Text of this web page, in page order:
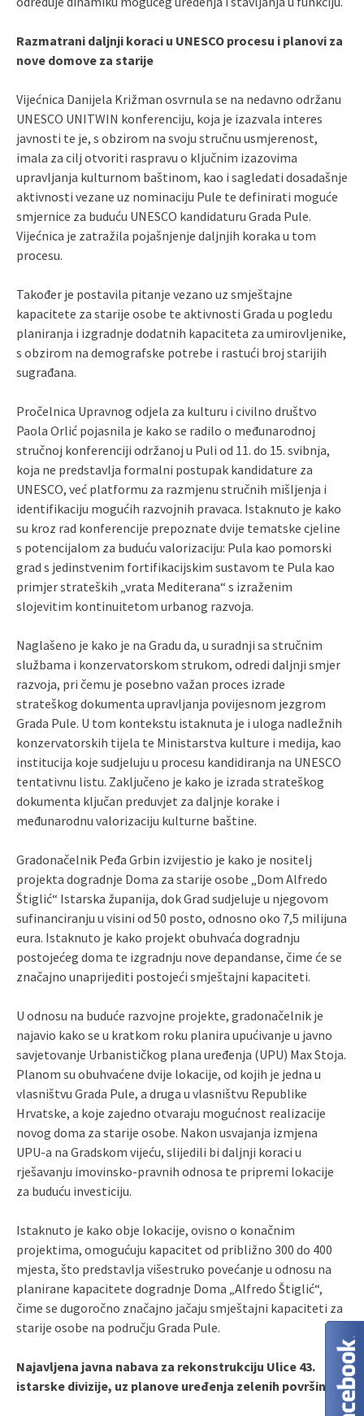
Razmatrani daljnji koraci u UNESCO procesu i planovi za
nove domove za starije
Vijećnica Danijela Križman osvrnula se na nedavno održanu
UNESCO UNITWIN konferenciju, koja je izazvala interes
javnosti te je, s obzirom na svoju stručnu usmjerenost,
imala za cilj otvoriti raspravu o ključnim izazovima
upravljanja kulturnom baštinom, kao i sagledati dosadašnje
aktivnosti vezane uz nominaciju Pule te definirati moguće
smjernice za buduću UNESCO kandidaturu Grada Pule.
Vijećnica je zatražila pojašnjenje daljnjih koraka u tom
procesu.
Također je postavila pitanje vezano uz smještajne
kapacitete za starije osobe te aktivnosti Grada u pogledu
planiranja i izgradnje dodatnih kapaciteta za umirovljenike,
s obzirom na demografske potrebe i rastući broj starijih
sugrađana.
Pročelnica Upravnog odjela za kulturu i civilno društvo
Paola Orlić pojasnila je kako se radilo o međunarodnoj
stručnoj konferenciji održanoj u Puli od 11. do 15. svibnja,
koja ne predstavlja formalni postupak kandidature za
UNESCO, već platformu za razmjenu stručnih mišljenja i
identifikaciju mogućih razvojnih pravaca. Istaknuto je kako
su kroz rad konferencije prepoznate dvije tematske cjeline
s potencijalom za buduću valorizaciju: Pula kao pomorski
grad s jedinstvenim fortifikacijskim sustavom te Pula kao
primjer strateških „vrata Mediterana“ s izraženim
slojevitim kontinuitetom urbanog razvoja.
Naglašeno je kako je na Gradu da, u suradnji sa stručnim
službama i konzervatorskom strukom, odredi daljnji smjer
razvoja, pri čemu je posebno važan proces izrade
strateškog dokumenta upravljanja povijesnom jezgrom
Grada Pule. U tom kontekstu istaknuta je i uloga nadležnih
konzervatorskih tijela te Ministarstva kulture i medija, kao
institucija koje sudjeluju u procesu kandidiranja na UNESCO
tentativnu listu. Zaključeno je kako je izrada strateškog
dokumenta ključan preduvjet za daljnje korake i
međunarodnu valorizaciju kulturne baštine.
Gradonačelnik Peđa Grbin izvijestio je kako je nositelj
projekta dogradnje Doma za starije osobe „Dom Alfredo
Štiglić“ Istarska županija, dok Grad sudjeluje u njegovom
sufinanciranju u visini od 50 posto, odnosno oko 7,5 milijuna
eura. Istaknuto je kako projekt obuhvaća dogradnju
postojećeg doma te izgradnju nove depandanse, čime će se
značajno unaprijediti postojeći smještajni kapaciteti.
U odnosu na buduće razvojne projekte, gradonačelnik je
najavio kako se u kratkom roku planira upućivanje u javno
savjetovanje Urbanističkog plana uređenja (UPU) Max Stoja.
Planom su obuhvaćene dvije lokacije, od kojih je jedna u
vlasništvu Grada Pule, a druga u vlasništvu Republike
Hrvatske, a koje zajedno otvaraju mogućnost realizacije
novog doma za starije osobe. Nakon usvajanja izmjena
UPU-a na Gradskom vijeću, slijedili bi daljnji koraci u
rješavanju imovinsko-pravnih odnosa te pripremi lokacije
za buduću investiciju.
Istaknuto je kako obje lokacije, ovisno o konačnim
projektima, omogućuju kapacitet od približno 300 do 400
mjesta, što predstavlja višestruko povećanje u odnosu na
planirane kapacitete dogradnje Doma „Alfredo Štiglić“,
čime se dugoročno značajno jačaju smještajni kapaciteti za
starije osobe na području Grada Pule.
Najavljena javna nabava za rekonstrukciju Ulice 43.
istarske divizije, uz planove uređenja zelenih površina